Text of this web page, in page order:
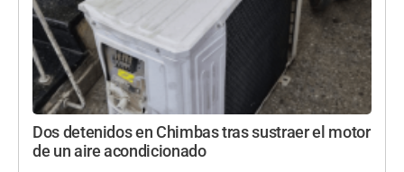
Dos detenidos en Chimbas tras sustraer el motor
de un aire acondicionado